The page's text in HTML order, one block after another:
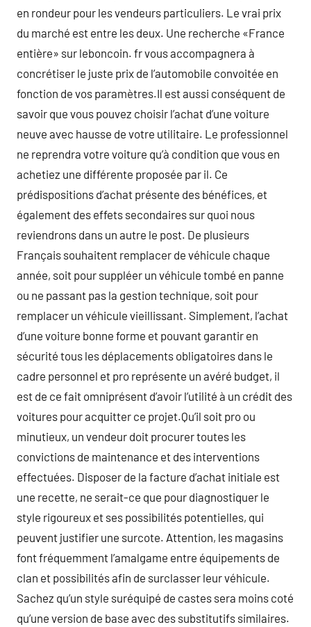
en rondeur pour les vendeurs particuliers. Le vrai prix
du marché est entre les deux. Une recherche «France
entière» sur leboncoin. fr vous accompagnera à
concrétiser le juste prix de l’automobile convoitée en
fonction de vos paramètres.Il est aussi conséquent de
savoir que vous pouvez choisir l’achat d’une voiture
neuve avec hausse de votre utilitaire. Le professionnel
ne reprendra votre voiture qu’à condition que vous en
achetiez une différente proposée par il. Ce
prédispositions d’achat présente des bénéfices, et
également des effets secondaires sur quoi nous
reviendrons dans un autre le post. De plusieurs
Français souhaitent remplacer de véhicule chaque
année, soit pour suppléer un véhicule tombé en panne
ou ne passant pas la gestion technique, soit pour
remplacer un véhicule vieillissant. Simplement, l’achat
d’une voiture bonne forme et pouvant garantir en
sécurité tous les déplacements obligatoires dans le
cadre personnel et pro représente un avéré budget, il
est de ce fait omniprésent d’avoir l’utilité à un crédit des
voitures pour acquitter ce projet.Qu’il soit pro ou
minutieux, un vendeur doit procurer toutes les
convictions de maintenance et des interventions
effectuées. Disposer de la facture d’achat initiale est
une recette, ne serait-ce que pour diagnostiquer le
style rigoureux et ses possibilités potentielles, qui
peuvent justifier une surcote. Attention, les magasins
font fréquemment l’amalgame entre équipements de
clan et possibilités afin de surclasser leur véhicule.
Sachez qu’un style suréquipé de castes sera moins coté
qu’une version de base avec des substitutifs similaires.